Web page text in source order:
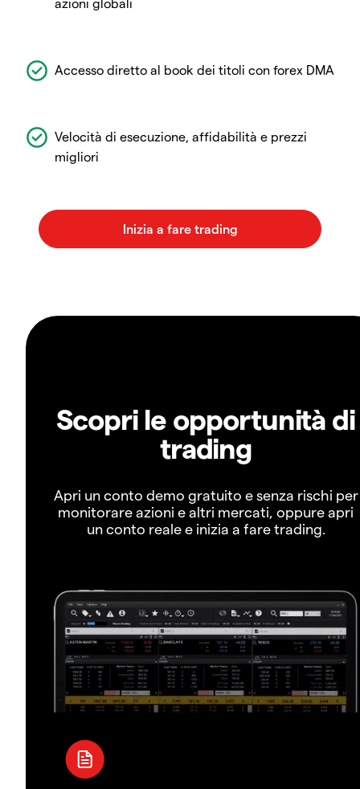
azioni globali
Accesso diretto al book dei titoli con forex DMA
Velocità di esecuzione, affidabilità e prezzi
migliori
Scopri le opportunità di
trading
Apri un conto demo gratuito e senza rischi per
monitorare azioni e altri mercati, oppure apri
un conto reale e inizia a fare trading.